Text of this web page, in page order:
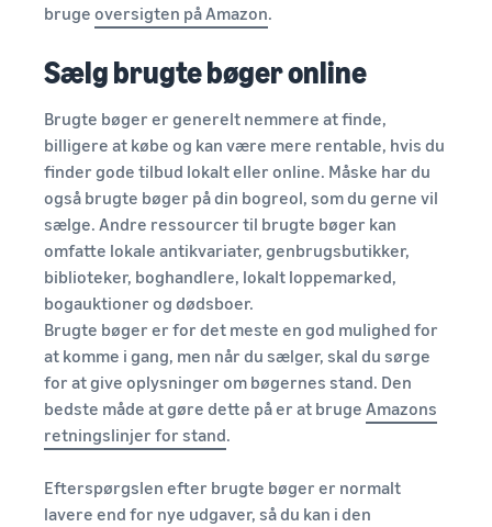
bruge oversigten på Amazon.
Sælg brugte bøger online
Brugte bøger er generelt nemmere at finde,
billigere at købe og kan være mere rentable, hvis du
finder gode tilbud lokalt eller online. Måske har du
også brugte bøger på din bogreol, som du gerne vil
sælge. Andre ressourcer til brugte bøger kan
omfatte lokale antikvariater, genbrugsbutikker,
biblioteker, boghandlere, lokalt loppemarked,
bogauktioner og dødsboer.
Brugte bøger er for det meste en god mulighed for
at komme i gang, men når du sælger, skal du sørge
for at give oplysninger om bøgernes stand. Den
bedste måde at gøre dette på er at bruge Amazons
retningslinjer for stand.
Efterspørgslen efter brugte bøger er normalt
lavere end for nye udgaver, så du kan i den